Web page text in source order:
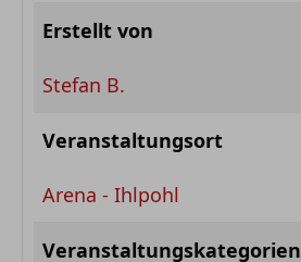
Erstellt von
Stefan B.
Veranstaltungsort
Arena - Ihlpohl
Veranstaltungskategorien